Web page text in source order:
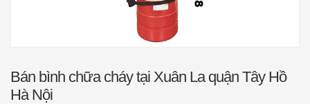
Bán bình chữa cháy tại Xuân La quận Tây Hồ
Hà Nội